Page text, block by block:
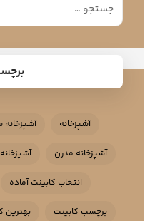
آشپزخانه
آشپزخانه مدرن
انتخاب کابینت آماده
برچسب کابینت بهترین